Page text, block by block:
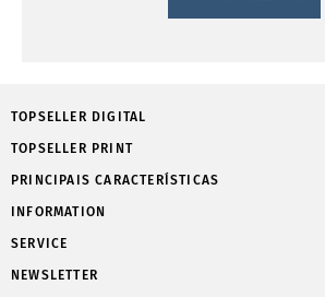
TOPSELLER DIGITAL
TOPSELLER PRINT
PRINCIPAIS CARACTERÍSTICAS
INFORMATION
SERVICE
NEWSLETTER